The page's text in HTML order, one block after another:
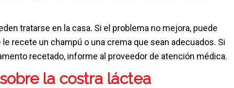
tratarse en la casa. Si el problema no mejora, puede
recete un champú o una crema que sean adecuados. Si
recetado, informe al proveedor de atención médica.
la costra láctea